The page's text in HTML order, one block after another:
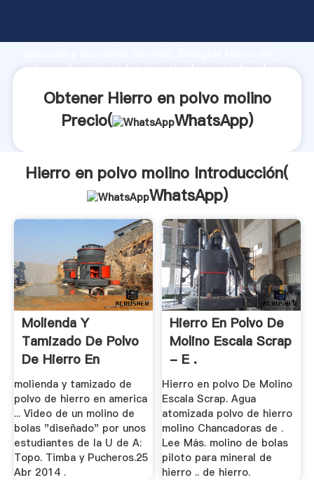
capacidad de producción, fuerza de investigación
polvo molino proveedor crea el valor y aporta valores
Obtener Hierro en polvo molino
Precio(
WhatsApp)
Hierro en polvo molino Introducción(
WhatsApp)
Molienda Y
Tamizado De Polvo
De Hierro En
America
molienda y tamizado de
polvo de hierro en america
... Video de un molino de
bolas "diseñado" por unos
estudiantes de la U de A:
Topo. Timba y Pucheros.25
Abr 2014 .
Hierro En Polvo De
Molino Escala Scrap
- E .
Hierro en polvo De Molino
Escala Scrap. Agua
atomizada polvo de hierro
molino Chancadoras de .
Lee Más. molino de bolas
piloto para mineral de
hierro .. de hierro.